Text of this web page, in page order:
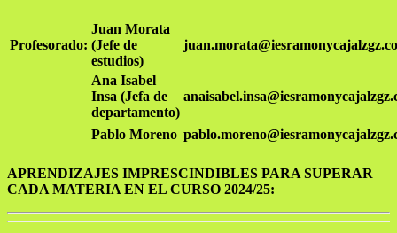
Profesorado:
Juan Morata
(Jefe de
estudios)
Ana Isabel
Insa (Jefa de
departamento)
Pablo Moreno
APRENDIZAJES IMPRESCINDIBLES PARA SUPERAR
CADA MATERIA EN EL CURSO 2024/25: